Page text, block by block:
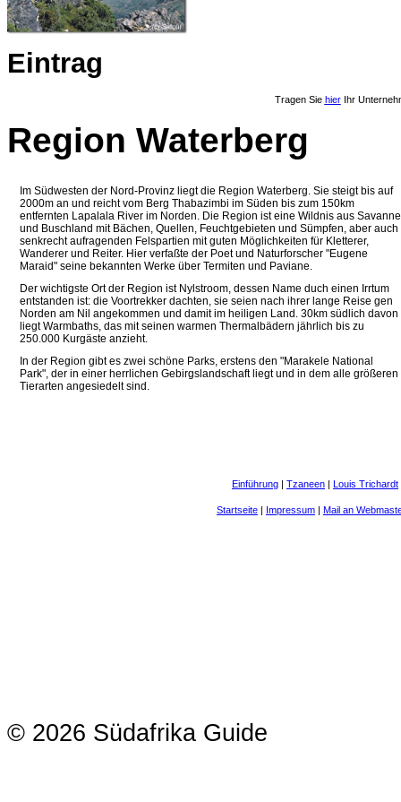
Eintrag
Tragen Sie hierIhr
Region Waterberg
Im Südwesten der Nord-Provinz liegt die Region Waterberg. Sie steigt bis auf
2000m an und reicht vom Berg Thabazimbi im Süden bis zum 150km
entfernten Lapalala River im Norden. Die Region ist eine Wildnis aus Savanne
und Buschland mit Bächen, Quellen, Feuchtgebieten und Sümpfen, aber auch
senkrecht aufragenden Felspartien mit guten Möglichkeiten für Kletterer,
Wanderer und Reiter. Hier verfaßte der Poet und Naturforscher "Eugene
Maraid" seine bekannten Werke über Termiten und Paviane.
Der wichtigste Ort der Region ist Nylstroom, dessen Name duch einen Irrtum
entstanden ist: die Voortrekker dachten, sie seien nach ihrer lange Reise gen
Norden am Nil angekommen und damit im heiligen Land. 30km südlich davon
liegt Warmbaths, das mit seinen warmen Thermalbädern jährlich bis zu
250.000 Kurgäste anzieht.
In der Region gibt es zwei schöne Parks, erstens den "Marakele National
Park", der in einer herrlichen Gebirgslandschaft liegt und in dem alle größeren
Tierarten angesiedelt sind.
Einführung Tzaneen Louis Trichardt
Startseite Impressum Mail an
© 2026 Südafrika Guide